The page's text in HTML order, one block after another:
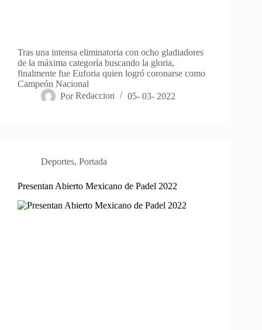
Tras una intensa eliminatoria con ocho gladiadores
de la máxima categoría buscando la gloria,
finalmente fue Euforia quien logró coronarse como
Campeón Nacional
Por Redaccion 05- 03- 2022
Deportes, Portada
Presentan Abierto Mexicano de Padel 2022